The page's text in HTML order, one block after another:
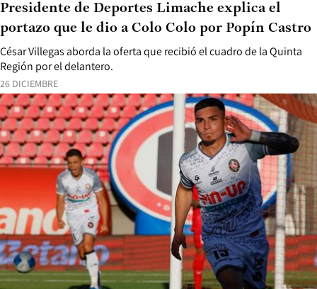
26 DICIEMBRE
César Villegas aborda la oferta que recibió el cuadro de la Quinta
Región por el delantero.
Presidente de Deportes Limache explica el
portazo que le dio a Colo Colo por Popín Castro